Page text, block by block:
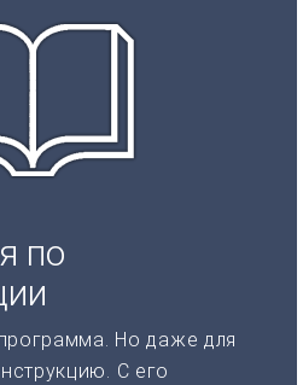
по
Но даже для
С его